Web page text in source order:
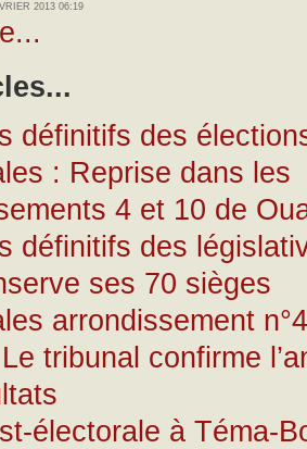
2013 06:19
définitifs des
: Reprise dans les
4 et 10 de
définitifs des
ses 70 sièges
arrondissement
tribunal confirme
électorale à Téma-